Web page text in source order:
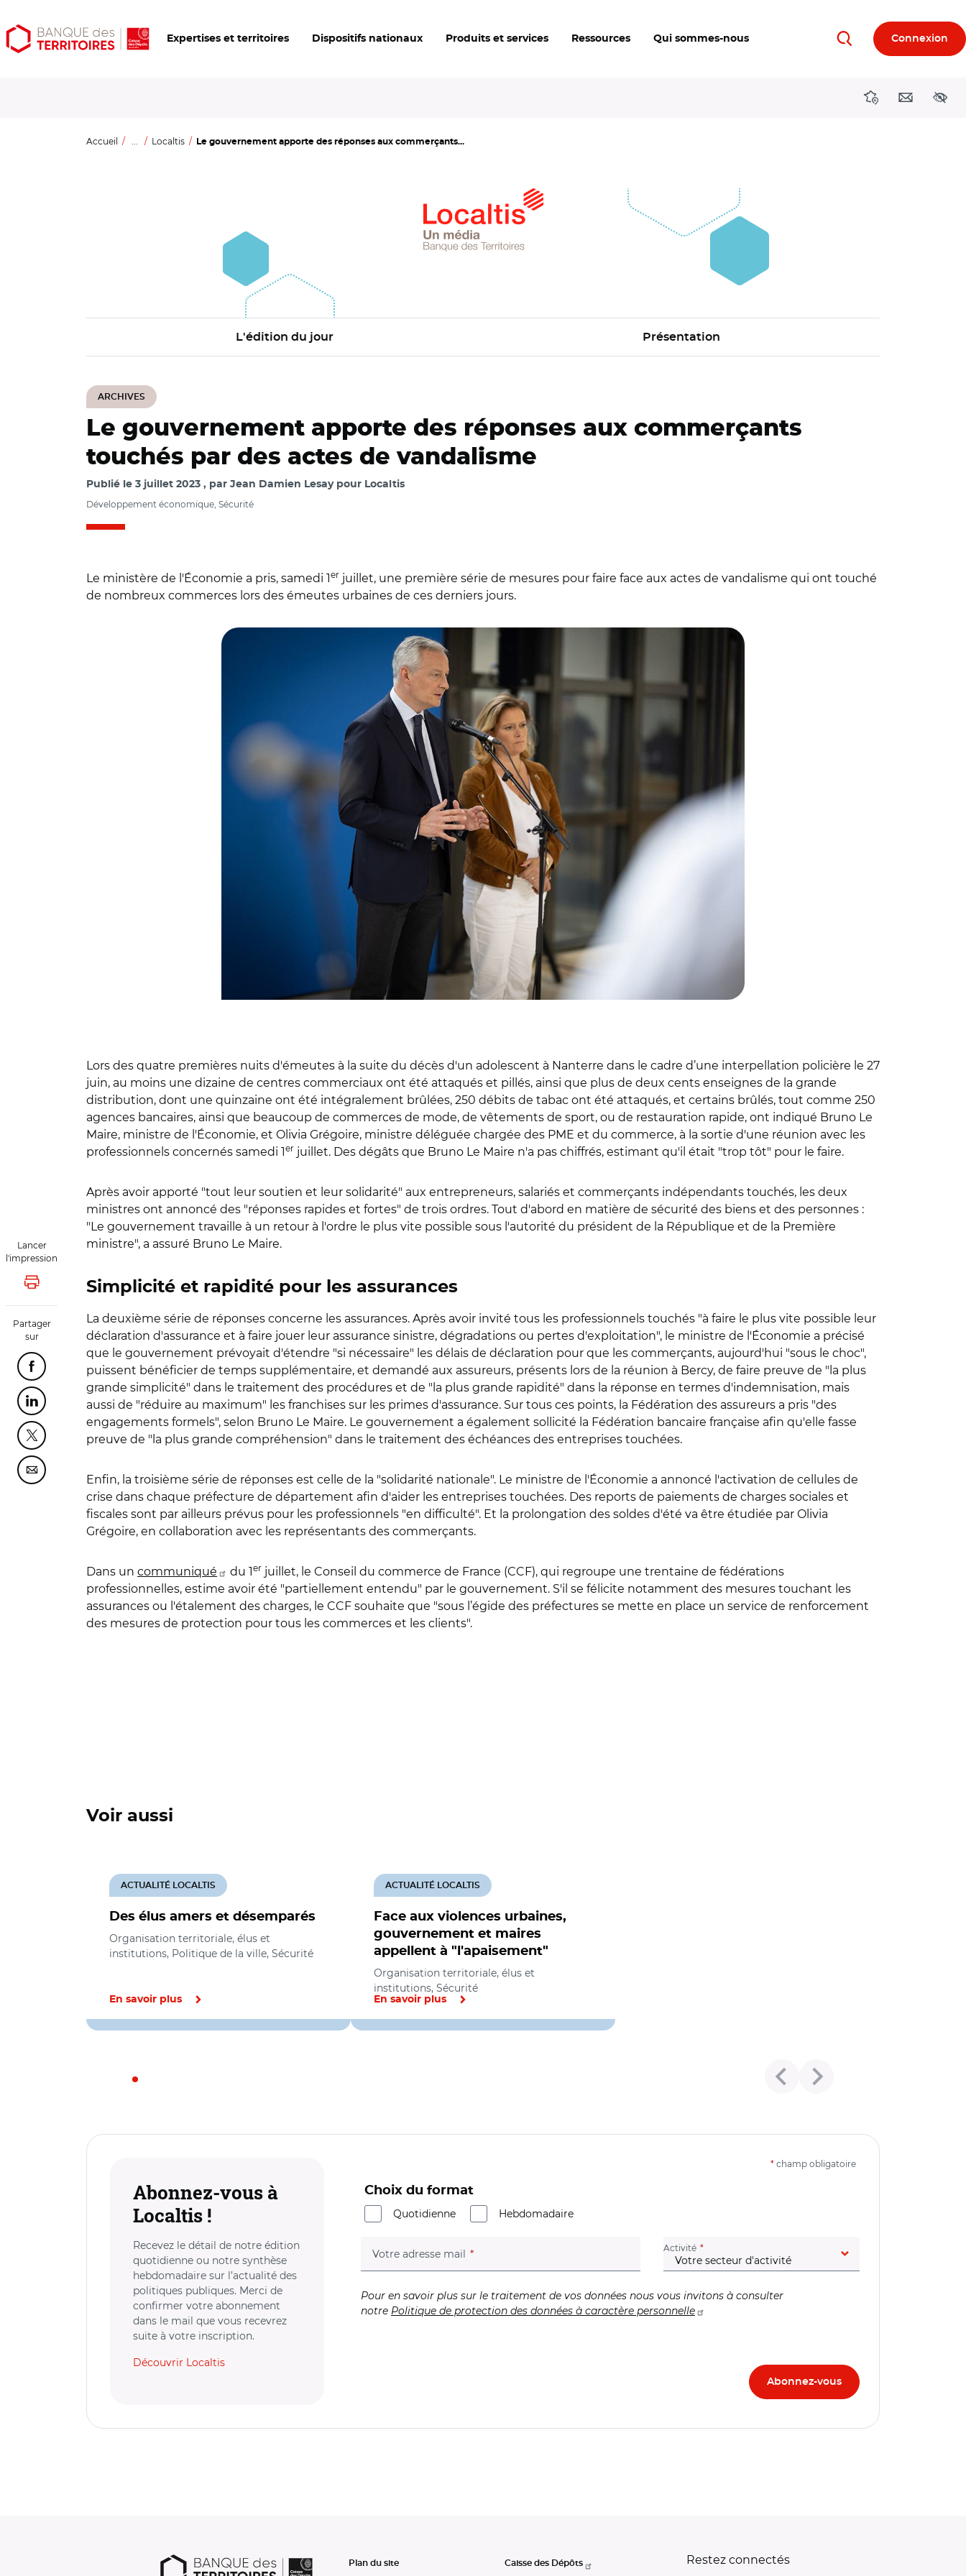
Aller
au
Aller
au
Ouvrir
les
Expertises et territoires Dispositifs nationaux Produits et services Ressources Qui sommes-nous RechercherConnexion
DirectionsContact
Accueil ... Localtis Le gouvernement apporte des réponses aux commerçants...
L'édition du jour Présentation
ARCHIVES
Lancer
l'impression
Lancer l'impression
Partager
sur
Partager cette page sur Facebook
Partager cette page sur Linkedin
Partager cette page sur Twitter
Partager cette page sur Courriel
Le gouvernement apporte des réponses aux commerçants
touchés par des actes de vandalisme
Publié le 3 juillet 2023 par Jean Damien Lesay pour Localtis
Développement économique, Sécurité
Le ministère de l'Économie a pris, samedi 1er juillet, une première série de mesures pour faire face aux actes de vandalisme qui ont touché
de nombreux commerces lors des émeutes urbaines de ces derniers jours.
Lors des quatre premières nuits d'émeutes à la suite du décès d'un adolescent à Nanterre dans le cadre d’une interpellation policière le 27
juin, au moins une dizaine de centres commerciaux ont été attaqués et pillés, ainsi que plus de deux cents enseignes de la grande
distribution, dont une quinzaine ont été intégralement brûlées, 250 débits de tabac ont été attaqués, et certains brûlés, tout comme 250
agences bancaires, ainsi que beaucoup de commerces de mode, de vêtements de sport, ou de restauration rapide, ont indiqué Bruno Le
Maire, ministre de l'Économie, et Olivia Grégoire, ministre déléguée chargée des PME et du commerce, à la sortie d'une réunion avec les
professionnels concernés samedi 1er juillet. Des dégâts que Bruno Le Maire n'a pas chiffrés, estimant qu'il était "trop tôt" pour le faire.
Après avoir apporté "tout leur soutien et leur solidarité" aux entrepreneurs, salariés et commerçants indépendants touchés, les deux
ministres ont annoncé des "réponses rapides et fortes" de trois ordres. Tout d'abord en matière de sécurité des biens et des personnes :
"Le gouvernement travaille à un retour à l'ordre le plus vite possible sous l'autorité du président de la République et de la Première
ministre", a assuré Bruno Le Maire.
Simplicité et rapidité pour les assurances
La deuxième série de réponses concerne les assurances. Après avoir invité tous les professionnels touchés "à faire le plus vite possible leur
déclaration d'assurance et à faire jouer leur assurance sinistre, dégradations ou pertes d'exploitation", le ministre de l'Économie a précisé
que le gouvernement prévoyait d'étendre "si nécessaire" les délais de déclaration pour que les commerçants, aujourd'hui "sous le choc",
puissent bénéficier de temps supplémentaire, et demandé aux assureurs, présents lors de la réunion à Bercy, de faire preuve de "la plus
grande simplicité" dans le traitement des procédures et de "la plus grande rapidité" dans la réponse en termes d'indemnisation, mais
aussi de "réduire au maximum" les franchises sur les primes d'assurance. Sur tous ces points, la Fédération des assureurs a pris "des
engagements formels", selon Bruno Le Maire. Le gouvernement a également sollicité la Fédération bancaire française afin qu'elle fasse
preuve de "la plus grande compréhension" dans le traitement des échéances des entreprises touchées.
Enfin, la troisième série de réponses est celle de la "solidarité nationale". Le ministre de l'Économie a annoncé l'activation de cellules de
crise dans chaque préfecture de département afin d'aider les entreprises touchées. Des reports de paiements de charges sociales et
fiscales sont par ailleurs prévus pour les professionnels "en difficulté". Et la prolongation des soldes d'été va être étudiée par Olivia
Grégoire, en collaboration avec les représentants des commerçants.
Dans un communiqué du 1er juillet, le Conseil du commerce de France (CCF), qui regroupe une trentaine de fédérations
professionnelles, estime avoir été "partiellement entendu" par le gouvernement. S'il se félicite notamment des mesures touchant les
assurances ou l'étalement des charges, le CCF souhaite que "sous l’égide des préfectures se mette en place un service de renforcement
des mesures de protection pour tous les commerces et les clients".
Voir aussi
Des élus amers et désemparés
ACTUALITÉ LOCALTIS
Organisation territoriale, élus et
institutions, Politique de la ville, Sécurité
En savoir plus
Face aux violences urbaines,
gouvernement et maires
appellent à "l'apaisement"
ACTUALITÉ LOCALTIS
Organisation territoriale, élus et
institutions, Sécurité
En savoir plus
Abonnez-vous à
Localtis !
Recevez le détail de notre édition
quotidienne ou notre synthèse
hebdomadaire sur l’actualité des
politiques publiques. Merci de
confirmer votre abonnement
dans le mail que vous recevrez
suite à votre inscription.
Découvrir Localtis
* champ obligatoire
Choix du format
Quotidienne
Hebdomadaire
Votre adresse mail (champ obligatoire) Activité (champ obligatoire)
Pour en savoir plus sur le traitement de vos données nous vous invitons à consulter
notre Politique de protection des données à caractère personnelle
Plan du site Caisse des Dépôts Restez connectés